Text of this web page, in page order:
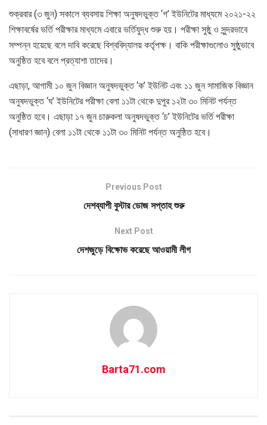
শুক্রবার (৩ জুন) সকালে ব্যবসায় শিক্ষা অনুষদভুক্ত ‘গ’ ইউনিটের মাধ্যমে ২০২১-২২
শিক্ষাবর্ষের ভর্তি পরীক্ষার মাধ্যমে এবারে ভর্তিযুদ্ধ শুরু হয়। পরীক্ষা সুষ্ঠু ও সুন্দরভাবে
সম্পন্ন হয়েছে বলে দাবি করেছে বিশ্ববিদ্যালয় কর্তৃপক্ষ। বাকি পরীক্ষাগুলোও সুষ্ঠুভাবে
অনুষ্ঠিত হবে বলে প্রত্যাশা তাদের।
এছাড়া, আগামী ১০ জুন বিজ্ঞান অনুষদভুক্ত ‘ক’ ইউনিট এবং ১১ জুন সামাজিক বিজ্ঞান
অনুষদভুক্ত ‘ঘ’ ইউনিটের পরীক্ষা বেলা ১১টা থেকে দুপুর ১২টা ৩০ মিনিট পর্যন্ত
অনুষ্ঠিত হবে। এছাড়া ১৭ জুন চারুকলা অনুষদভুক্ত ‘চ’ ইউনিটের ভর্তি পরীক্ষা
(সাধারণ জ্ঞান) বেলা ১১টা থেকে ১১টা ৩০ মিনিট পর্যন্ত অনুষ্ঠিত হবে।
Previous Post
দেশব্যাপী বুস্টার ডোজ সপ্তাহ শুরু
Next Post
দেশজুড়ে বিক্ষোভ করেছে আওয়ামী লীগ
Barta71.com